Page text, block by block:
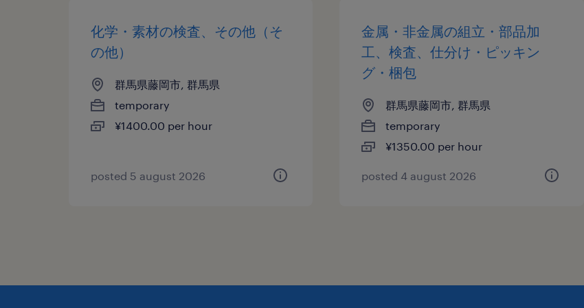
化学・素材の検査、その他（そ
の他）
群馬県藤岡市, 群馬県
temporary
¥1400.00 per hour
posted 5 august 2026
金属・非金属の組立・部品加
工、検査、仕分け・ピッキン
グ・梱包
群馬県藤岡市, 群馬県
temporary
¥1350.00 per hour
posted 4 august 2026